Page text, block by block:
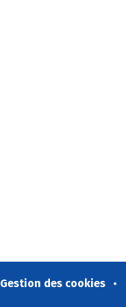
Gestion des cookies